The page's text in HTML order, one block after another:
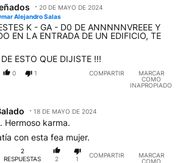
20 DE MAYO DE 2024
Alejandro Salas
K - GA - D0 DE ANNNNNVREEE Y
EN LA ENTRADA DE UN EDIFICIO, TE
ESTO QUE DIJISTE !!!
0 1 COMPARTIR
MARCAR
COMO
INAPROPIADO
Balado.
18 DE MAYO DE 2024
Hermoso karma.
con esta fea mujer.
2
RESPUESTAS
2 1
COMPARTIR
MARCAR
COMO